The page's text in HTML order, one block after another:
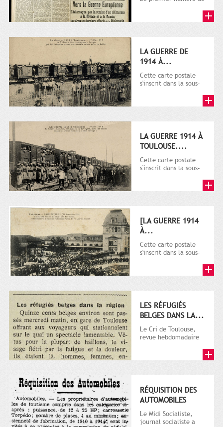
octobre...
LA GUERRE DE
1914 À...
Cette carte postale
s'inscrit dans la sous-
plusieurs milliers de...
LA GUERRE 1914 À
TOULOUSE....
Cette carte postale
s'inscrit dans la sous-
plusieurs milliers de...
[LA GUERRE 1914
À...
Cette carte postale
s'inscrit dans la sous-
plusieurs milliers de...
LES RÉFUGIÉS
BELGES DANS LA...
Le Cri de Toulouse,
revue hebdomadaire
puis...
RÉQUISITION DES
AUTOMOBILES
Le Midi Socialiste,
journal socialiste a